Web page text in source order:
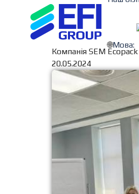
Мова:
Компанія SEM
20.05.2024